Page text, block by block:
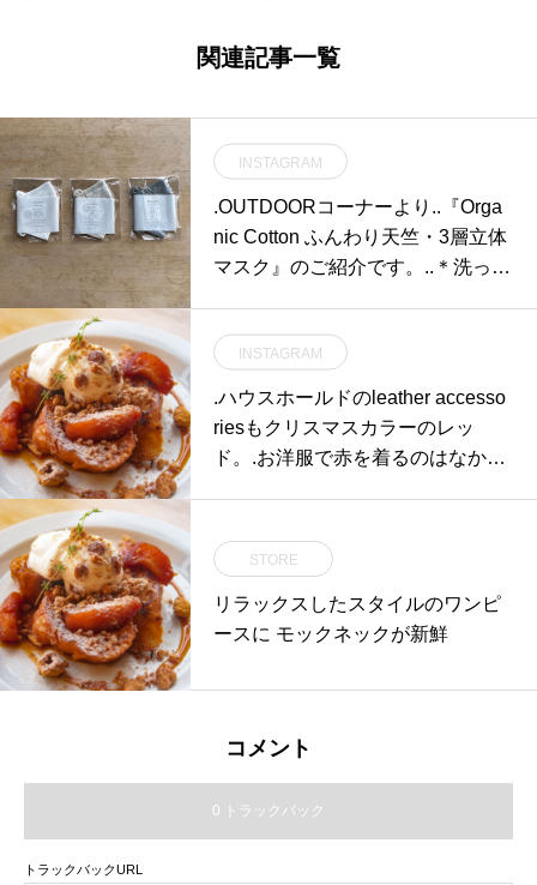
関連記事一覧
INSTAGRAM
.OUTDOORコーナーより..『Orga
nic Cotton ふんわり天竺・3層立体
マスク』のご紹介です。..＊洗って
いecoマスクです。..＊立体パター
ンで生地は3層仕立てになりま
す。.話筋から頬・顎下にかけてす
っぽりと覆う安心サイズで、しっ
キープします。..カラー.左側か
ら….オフホワイト.オートミール.
グレー..サイズ フリー.たて 14.
5cm.よこ 19cm.ひも 16cm..素材
コットン100%..各色 ¥1.500….《
00. Tel : 0852-61-5885..《 レスト
ト営業のみ.11:30 〜 17:00. Tel : 08
間〜19時まで)..#haus.#haus_mats
ue.#haus_outdoor.#mask.#マスク.
INSTAGRAM
.ハウスホールドのleather accesso
riesもクリスマスカラーのレッ
ド。.お洋服で赤を着るのはなかな
ラーか手元にあるだけで気分が華
やかに。気持ちを上げてくれる小
物ってうれしいです。.柔らかくて
傷が目立ちにくいシュリンクレザ
ザーです。.HÅUSのハウエルのイ
_howell ..#margarethowell #house
hold goods#leather accessories#
シュリンクレザー#Card&keycase
STORE
リラックスしたスタイルのワンピ
ースに モックネックが新鮮
コメント
0 トラックバック
トラックバックURL